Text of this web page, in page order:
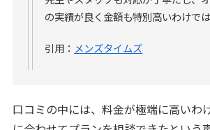
の実績が良く金額も特別高いわけでは
引用： メンズタイムズ
口コミの中には、料金が極端に高いわ